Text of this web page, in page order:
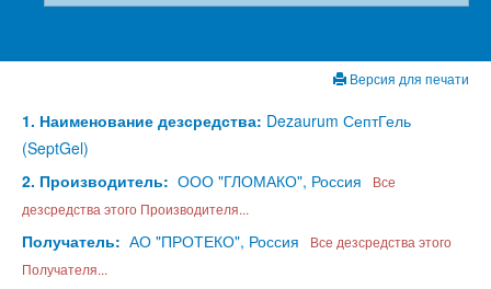
Версия для печати
1. Наименование дезсредства: Dezaurum СептГель
(SeptGel)
2. Производитель: ООО "ГЛОМАКО", Россия
Все
дезсредства этого Производителя...
Получатель: АО "ПРОТЕКО", Россия
Все дезсредства этого
Получателя...